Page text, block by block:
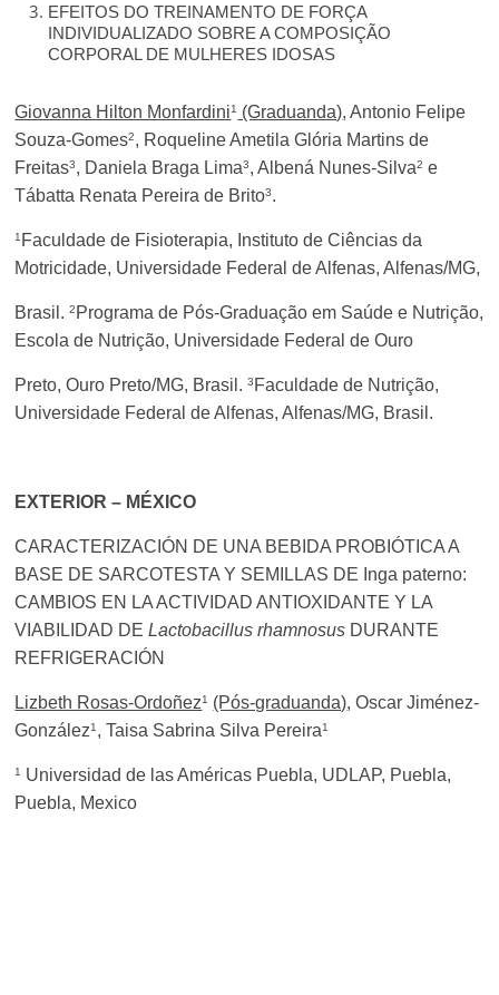
EFEITOS DO TREINAMENTO DE FORÇA
INDIVIDUALIZADO SOBRE A COMPOSIÇÃO
CORPORAL DE MULHERES IDOSAS
Giovanna Hilton Monfardini1 (Graduanda), Antonio Felipe
Souza-Gomes2, Roqueline Ametila Glória Martins de
Freitas3, Daniela Braga Lima3, Albená Nunes-Silva2 e
Tábatta Renata Pereira de Brito3.
1 Faculdade de Fisioterapia, Instituto de Ciências da
Motricidade, Universidade Federal de Alfenas, Alfenas/MG,
Brasil.2 Programa de Pós-Graduação em Saúde e Nutrição,
Escola de Nutrição, Universidade Federal de Ouro
Preto, Ouro Preto/MG, Brasil.3 Faculdade de Nutrição,
Universidade Federal de Alfenas, Alfenas/MG, Brasil.
EXTERIOR – MÉXICO
CARACTERIZACIÓN DE UNA BEBIDA PROBIÓTICA A
BASE DE SARCOTESTA Y SEMILLAS DE Inga paterno:
CAMBIOS EN LA ACTIVIDAD ANTIOXIDANTE Y LA
VIABILIDAD DELactobacillus rhamnosus DURANTE
REFRIGERACIÓN
Lizbeth Rosas-Ordoñez1 (Pós-graduanda), Oscar Jiménez-
González1 , Taisa Sabrina Silva Pereira1
1
Universidad de las Américas Puebla, UDLAP, Puebla,
Puebla, Mexico